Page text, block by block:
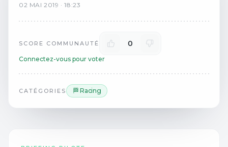
02 MAI 2019 ·18:23
SCORE COMMUNAUTÉ 0
Connectez-vous pour voter
CATÉGORIES 🏁 Racing